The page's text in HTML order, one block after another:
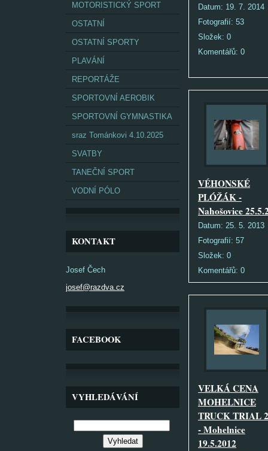
MOTORISTICKÝ SPORT
OSTATNÍ
OSTATNÍ SPORTY
PLAVÁNÍ
REPORTÁŽE
SPORTOVNÍ AEROBIK
SPORTOVNÍ GYMNASTIKA
sraz Tománkovi 4.10.2025
SVATBY
TANEČNÍ SPORT
VODNÍ PÓLO
KONTAKT
Josef Čech
josef@razdva.cz
FACEBOOK
VYHLEDÁVÁNÍ
Datum: 19. 7. 2014
Fotografií: 53
Složek: 0
Komentářů: 0
VÉHONSKÉ
PLÓŽÁK -
Nahošovice
Datum: 25. 5. 2013
Fotografií: 57
Složek: 0
Komentářů: 0
VELKÁ CENA
MOHELNICE
TRUCK TRIAL
- Mohelnice
19.5.2012